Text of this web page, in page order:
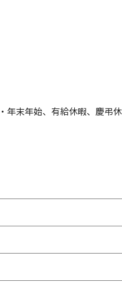
年末年始、有給休暇、慶弔